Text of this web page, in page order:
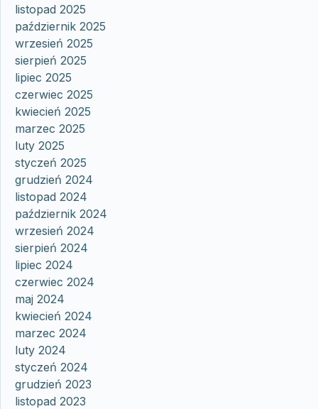
listopad 2025
październik 2025
wrzesień 2025
sierpień 2025
lipiec 2025
czerwiec 2025
kwiecień 2025
marzec 2025
luty 2025
styczeń 2025
grudzień 2024
listopad 2024
październik 2024
wrzesień 2024
sierpień 2024
lipiec 2024
czerwiec 2024
maj 2024
kwiecień 2024
marzec 2024
luty 2024
styczeń 2024
grudzień 2023
listopad 2023